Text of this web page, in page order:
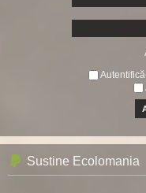
Sustine Ecolomania